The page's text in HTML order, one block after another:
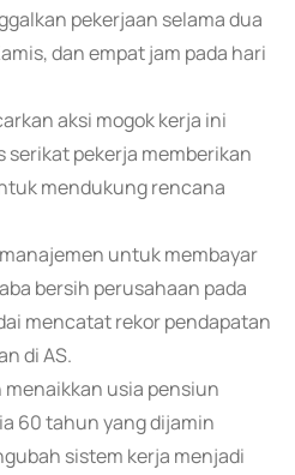
pekerjaan selama dua
dan empat jam pada hari
aksi mogok kerja ini
pekerja memberikan
mendukung rencana
untuk membayar
bersih perusahaan pada
mencatat rekor pendapatan
di AS.
usia pensiun
60 tahun yang dijamin
sistem kerja menjadi